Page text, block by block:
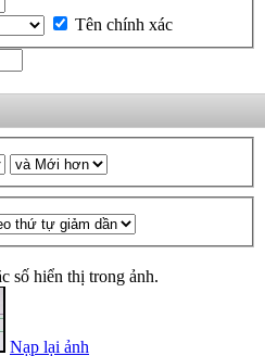
Tên chính xác
số hiển thị trong ảnh.
Nạp lại ảnh